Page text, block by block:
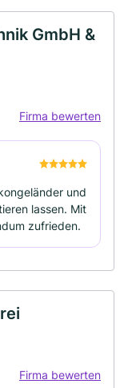
GmbH &
Firma bewerten
und
lassen. Mit
zufrieden.
Firma bewerten